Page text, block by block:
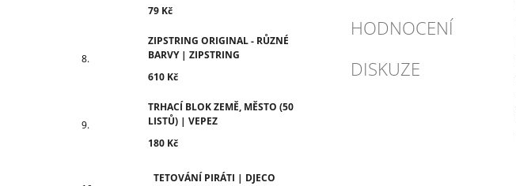
79 Kč
ZIPSTRING ORIGINAL - RŮZNÉ
BARVY | ZIPSTRING
610 Kč
TRHACÍ BLOK ZEMĚ, MĚSTO (50
LISTŮ) | VEPEZ
180 Kč
TETOVÁNÍ PIRÁTI | DJECO
HODNOCENÍ
DISKUZE